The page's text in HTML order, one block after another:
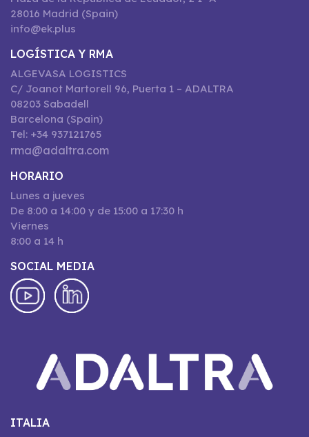
28016 Madrid (Spain)
info@ek.plus
LOGÍSTICA Y RMA
ALGEVASA LOGISTICS
C/ Joanot Martorell 96, Puerta 1 – ADALTRA
08203 Sabadell
Barcelona (Spain)
Tel: +34 937121765
rma@adaltra.com
HORARIO
Lunes a jueves
De 8:00 a 14:00 y de 15:00 a 17:30 h
Viernes
8:00 a 14 h
SOCIAL MEDIA
ITALIA